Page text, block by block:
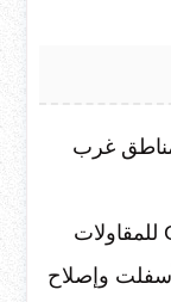
غرب
في الآونة الأخيرة، تم منح شركة CGC للمقاولات
وإصلاح